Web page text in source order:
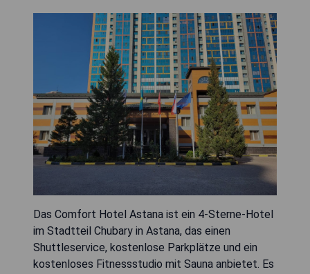
Das Comfort Hotel Astana ist ein 4-Sterne-Hotel
im Stadtteil Chubary in Astana, das einen
Shuttleservice, kostenlose Parkplätze und ein
kostenloses Fitnessstudio mit Sauna anbietet. Es